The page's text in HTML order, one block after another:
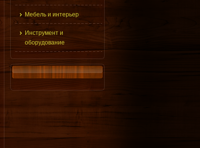
Мебель и интерьер
Инструмент и
оборудование